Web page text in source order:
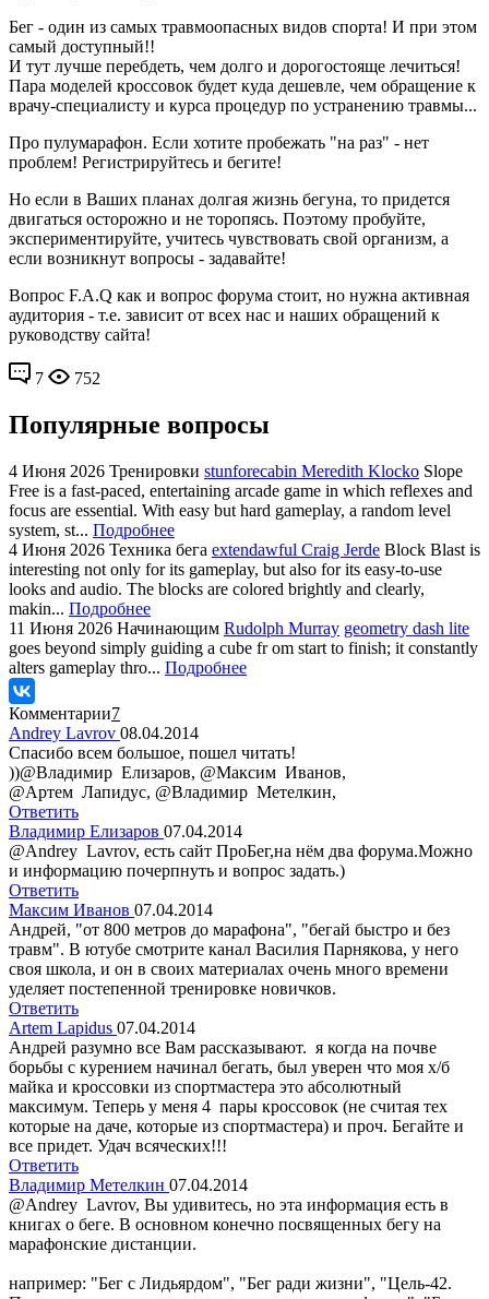
Бег - один из самых травмоопасных видов спорта! И при этом
самый доступный!!
И тут лучше перебдеть, чем долго и дорогостояще лечиться!
Пара моделей кроссовок будет куда дешевле, чем обращение к
врачу-специалисту и курса процедур по устранению травмы...
Про пулумарафон. Если хотите пробежать "на раз" - нет
проблем! Регистрируйтесь и бегите!
Но если в Ваших планах долгая жизнь бегуна, то придется
двигаться осторожно и не торопясь. Поэтому пробуйте,
экспериментируйте, учитесь чувствовать свой организм, а
если возникнут вопросы - задавайте!
Вопрос F.A.Q как и вопрос форума стоит, но нужна активная
аудитория - т.е. зависит от всех нас и наших обращений к
руководству сайта!
7 752
Популярные вопросы
4 Июня 2026 Тренировки stunforecabin Meredith Klocko Slope
Free is a fast-paced, entertaining arcade game in which reflexes and
focus are essential. With easy but hard gameplay, a random level
system, st... Подробнее
4 Июня 2026 Техника бега extendawful Craig Jerde Block Blast is
interesting not only for its gameplay, but also for its easy-to-use
looks and audio. The blocks are colored brightly and clearly,
makin... Подробнее
11 Июня 2026 Начинающим Rudolph Murray geometry dash lite
goes beyond simply guiding a cube fr om start to finish; it constantly
alters gameplay thro... Подробнее
Комментарии7
Andrey Lavrov 08.04.2014
Спасибо всем большое, пошел читать!
))@Владимир Елизаров, @Максим Иванов,
@Артем Лапидус, @Владимир Метелкин,
Ответить
Владимир Елизаров 07.04.2014
@Andrey Lavrov, есть сайт ПроБег,на нём два форума.Можно
и информацию почерпнуть и вопрос задать.)
Ответить
Максим Иванов 07.04.2014
Андрей, "от 800 метров до марафона", "бегай быстро и без
травм". В ютубе смотрите канал Василия Парнякова, у него
своя школа, и он в своих материалах очень много времени
уделяет постепенной тренировке новичков.
Ответить
Artem Lapidus 07.04.2014
Андрей разумно все Вам рассказывают. я когда на почве
борьбы с курением начинал бегать, был уверен что моя х/б
майка и кроссовки из спортмастера это абсолютный
максимум. Теперь у меня 4 пары кроссовок (не считая тех
которые на даче, которые из спортмастера) и проч. Бегайте и
все придет. Удач всяческих!!!
Ответить
Владимир Метелкин 07.04.2014
@Andrey Lavrov, Вы удивитесь, но эта информация есть в
книгах о беге. В основном конечно посвященных бегу на
марафонские дистанции.
например: "Бег с Лидьярдом", "Бег ради жизни", "Цель-42.